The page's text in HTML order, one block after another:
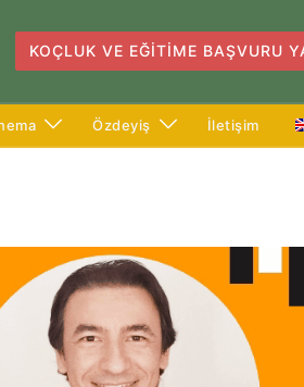
KOÇLUK VE EĞITIME BAŞVURU
Özdeyiş İletişim